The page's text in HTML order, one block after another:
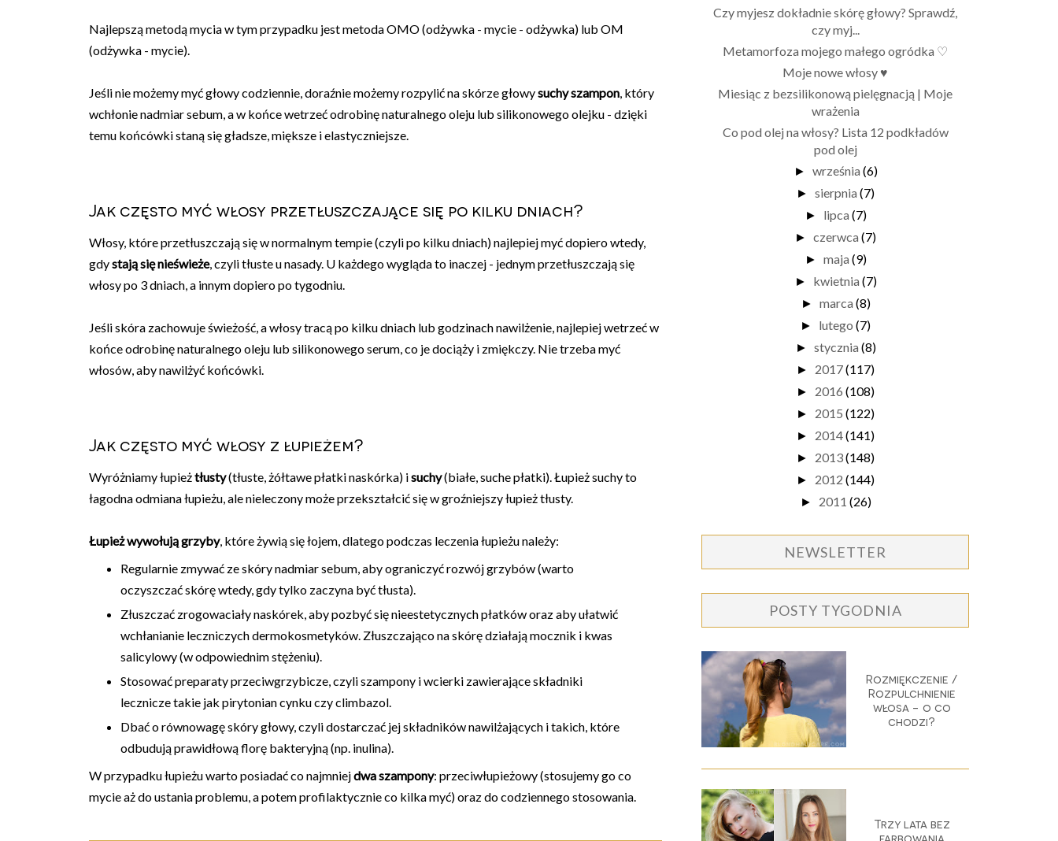
Najlepszą metodą mycia w tym przypadku jest metoda OMO (odżywka - mycie - odżywka) lub OM
(odżywka - mycie).
Jeśli nie możemy myć głowy codziennie, doraźnie możemy rozpylić na skórze głowysuchy szampon , który
wchłonie nadmiar sebum, a w końce wetrzeć odrobinę naturalnego oleju lub silikonowego olejku - dzięki
temu końcówki staną się gładsze, miększe i elastyczniejsze.
Jak często myć włosy przetłuszczające się po kilku dniach?
Włosy, które przetłuszczają się w normalnym tempie (czyli po kilku dniach) najlepiej myć dopiero wtedy,
gdystają się nieświeże, czyli tłuste u nasady. U każdego wygląda to inaczej - jednym przetłuszczają się
włosy po 3 dniach, a innym dopiero po tygodniu.
Jeśli skóra zachowuje świeżość, a włosy tracą po kilku dniach lub godzinach nawilżenie, najlepiej wetrzeć w
końce odrobinę naturalnego oleju lub silikonowego serum, co je dociąży i zmiękczy. Nie trzeba myć
włosów, aby nawilżyć końcówki.
Jak często myć włosy z łupieżem?
Wyróżniamy łupieżtłusty(tłuste, żółtawe płatki naskórka) isuchy(białe, suche płatki). Łupież suchy to
łagodna odmiana łupieżu, ale nieleczony może przekształcić się w groźniejszy łupież tłusty.
Łupież wywołują grzyby, które żywią się łojem, dlatego podczas leczenia łupieżu należy:
Regularnie zmywać ze skóry nadmiar sebum, aby ograniczyć rozwój grzybów (warto
oczyszczać skórę wtedy, gdy tylko zaczyna być tłusta).
Złuszczać zrogowaciały naskórek, aby pozbyć się nieestetycznych płatków oraz aby ułatwić
wchłanianie leczniczych dermokosmetyków. Złuszczająco na skórę działają mocznik i kwas
salicylowy (w odpowiednim stężeniu).
Stosować preparaty przeciwgrzybicze, czyli szampony i wcierki zawierające składniki
lecznicze takie jak pirytonian cynku czy climbazol.
Dbać o równowagę skóry głowy, czyli dostarczać jej składników nawilżających i takich, które
odbudują prawidłową florę bakteryjną (np. inulina).
W przypadku łupieżu warto posiadać co najmniejdwa szampony: przeciwłupieżowy (stosujemy go co
mycie aż do ustania problemu, a potem profilaktycznie co kilka myć) oraz do codziennego stosowania.
Czy myjesz dokładnie skórę głowy? Sprawdź,
czy myj...
Metamorfoza mojego małego ogródka ♡
Moje nowe włosy ♥
Miesiąc z bezsilikonową pielęgnacją | Moje
wrażenia
Co pod olej na włosy? Lista 12 podkładów
pod olej
► września (6)
► sierpnia (7)
► lipca (7)
► czerwca (7)
► maja (9)
► kwietnia (7)
► marca (8)
► lutego (7)
► stycznia (8)
► 2017(117)
► 2016 (108)
► 2015 (122)
► 2014(141)
► 2013(148)
► 2012 (144)
► 2011 (26)
NEWSLETTER
POSTY TYGODNIA
Rozmiękczenie /
Rozpulchnienie
włosa - o co
chodzi?
Trzy lata bez
farbowania